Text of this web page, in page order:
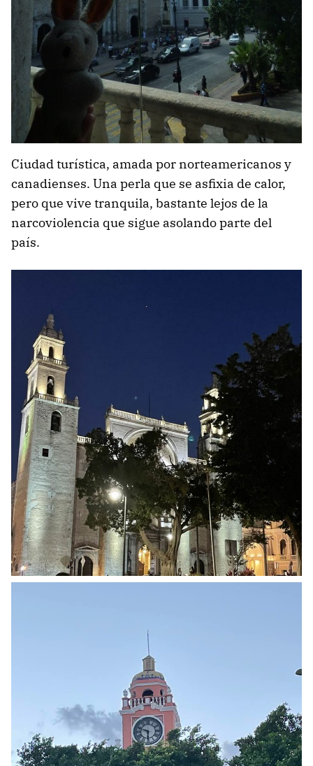
Ciudad turística, amada por norteamericanos y
canadienses. Una perla que se asfixia de calor,
pero que vive tranquila, bastante lejos de la
narcoviolencia que sigue asolando parte del
país.